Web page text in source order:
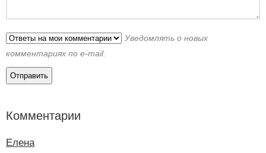
Уведомлять о новых
комментариях по e-mail.
Комментарии
Елена